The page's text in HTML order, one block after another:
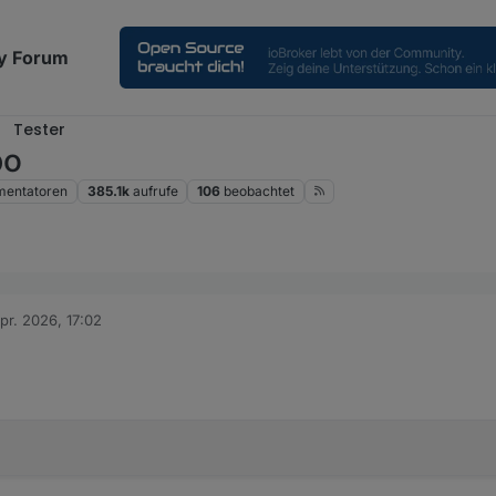
Forum
Tester
385.1k aufrufe 106 beobachtet
es verstehen ;-)
2026, 17:02